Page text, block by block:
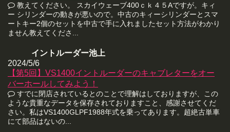
教えてください。 スカイウェーブ400ｃｋ４５Aですが。キィ
ー シリンダーの動きが悪いので。中古のキィーシリンダーとスマ
ートキー2個のセットを中古で手に入れましたセット方法がわかり
ません教えてくださ...
イントルーダー池上
2024/5/6
【第5回】VS1400イントルーダーのキャブレターをオー
バーホールしてみよう！
すでに閉店されているとのことで理解はしておりますが、この
ような貴重なデータを保存されておりますこと、感謝させてくだ
さい。私はVS1400GLPF1988年式を乗ってあります。超絶古単車
にて部品はないの...